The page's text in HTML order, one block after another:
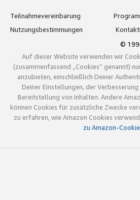
Teilnahmevereinbarung
Nutzungsbestimmungen
©
Auf dieser Website verwenden wir
(zusammenfassend „Cookies“ genannt)
anzubieten, einschließlich Deiner
Deiner Einstellungen, der
Bereitstellung von Inhalten. Andere
können Cookies für zusätzliche Zwecke
zu erfahren, wie Amazon Cookies
zu Amazon-